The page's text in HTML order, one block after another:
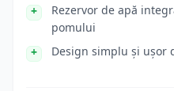
Rezervor de apă
pomului
Design simplu și ușor